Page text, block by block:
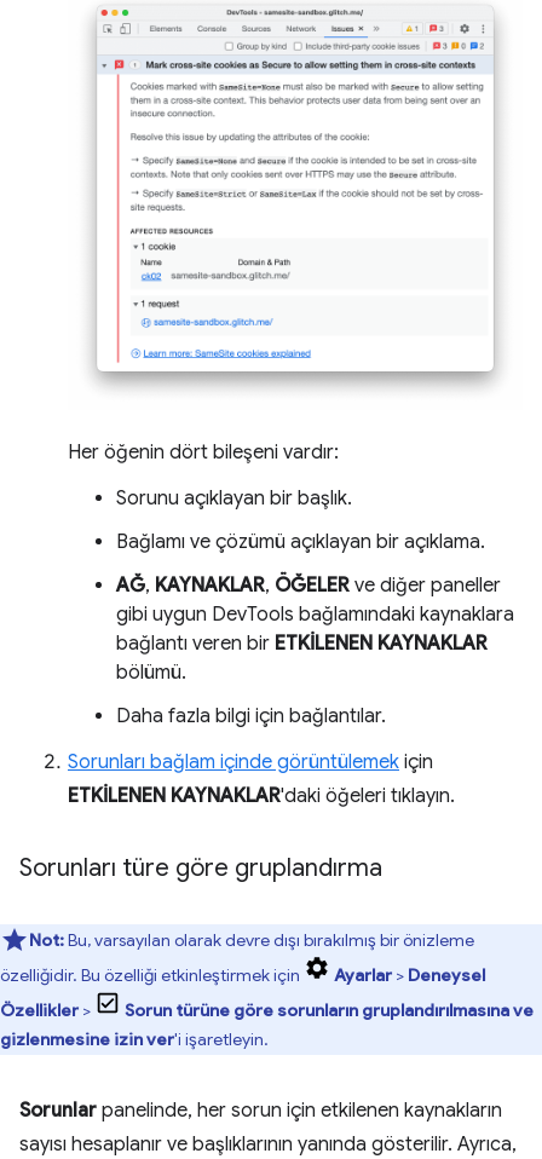
Her öğenin dört bileşeni vardır:
Sorunu açıklayan bir başlık.
Bağlamı ve çözümü açıklayan bir açıklama.
AĞ, KAYNAKLAR, ÖĞELER ve diğer paneller
gibi uygun DevTools bağlamındaki kaynaklara
bağlantı veren bir ETKİLENEN KAYNAKLAR
bölümü.
Daha fazla bilgi için bağlantılar.
Sorunları bağlam içinde görüntülemek için
ETKİLENEN KAYNAKLAR'daki öğeleri tıklayın.
Sorunları türe göre gruplandırma
Not:Bu, varsayılan olarak devre dışı bırakılmış bir önizleme
özelliğidir. Bu özelliği etkinleştirmek için
Ayarlar > Deneysel
Özellikler >
Sorun türüne göre sorunların gruplandırılmasına ve
gizlenmesine izin ver'i işaretleyin.
Sorunlar panelinde, her sorun için etkilenen kaynakların
sayısı hesaplanır ve başlıklarının yanında gösterilir. Ayrıca,